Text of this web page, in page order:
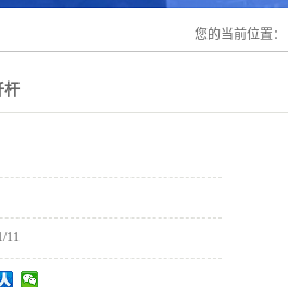
您的当前位置：
杆
11